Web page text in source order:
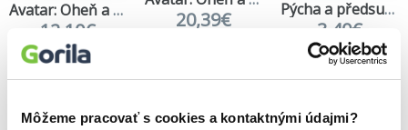
Môžeme pracovať s cookies a kontaktnými údajmi?
Avatar: Oheň a popel
12,10€ 20,39€ Pýcha a předsudek
3,40€